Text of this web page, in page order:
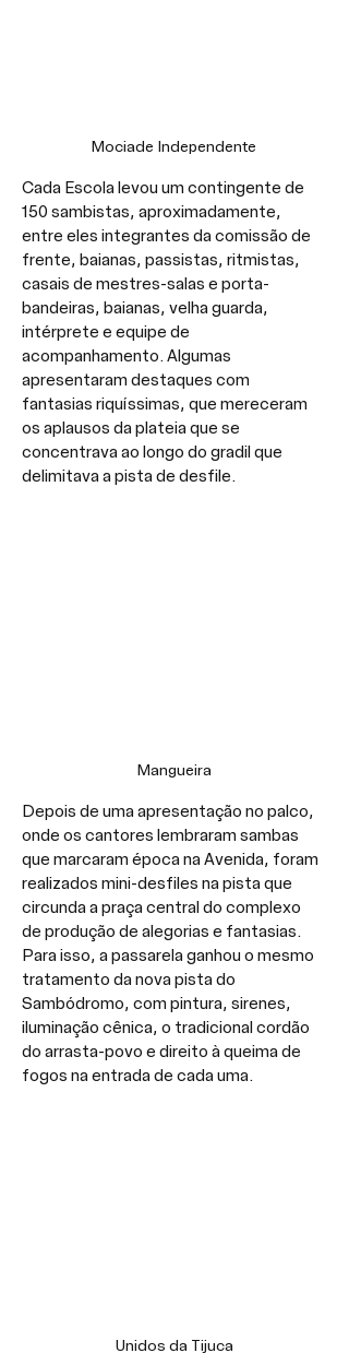
Mociade Independente
Cada Escola levou um contingente de
150 sambistas, aproximadamente,
entre eles integrantes da comissão de
frente, baianas, passistas, ritmistas,
casais de mestres-salas e porta-
bandeiras, baianas, velha guarda,
intérprete e equipe de
acompanhamento. Algumas
apresentaram destaques com
fantasias riquíssimas, que mereceram
os aplausos da plateia que se
concentrava ao longo do gradil que
delimitava a pista de desfile.
Mangueira
Depois de uma apresentação no palco,
onde os cantores lembraram sambas
que marcaram época na Avenida, foram
realizados mini-desfiles na pista que
circunda a praça central do complexo
de produção de alegorias e fantasias.
Para isso, a passarela ganhou o mesmo
tratamento da nova pista do
Sambódromo, com pintura, sirenes,
iluminação cênica, o tradicional cordão
do arrasta-povo e direito à queima de
fogos na entrada de cada uma.
Unidos da Tijuca